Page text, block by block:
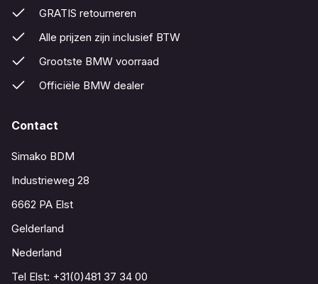
GRATIS retourneren
Alle prijzen zijn inclusief BTW
Grootste BMW voorraad
Officiële BMW dealer
Contact
Simako BDM
Industrieweg 28
6662 PA Elst
Gelderland
Nederland
Tel Elst: +31(0)481 37 34 00